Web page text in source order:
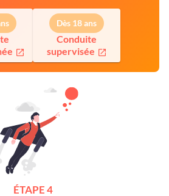
Dès 18 ans
Conduite
supervisée
ÉTAPE 4